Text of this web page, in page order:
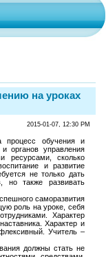
на уроках
2015-01-07, 12:30 PM
процесс обучения и
органов управления
ресурсами, сколько
и развитие
не только дать
также развивать
саморазвития
роль на уроке, себя
Характер
Характер и
Учитель –
должны стать не